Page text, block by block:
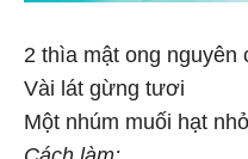
2 thìa mật ong nguyên
Vài lát gừng tươi
Một nhúm muối hạt nhỏ